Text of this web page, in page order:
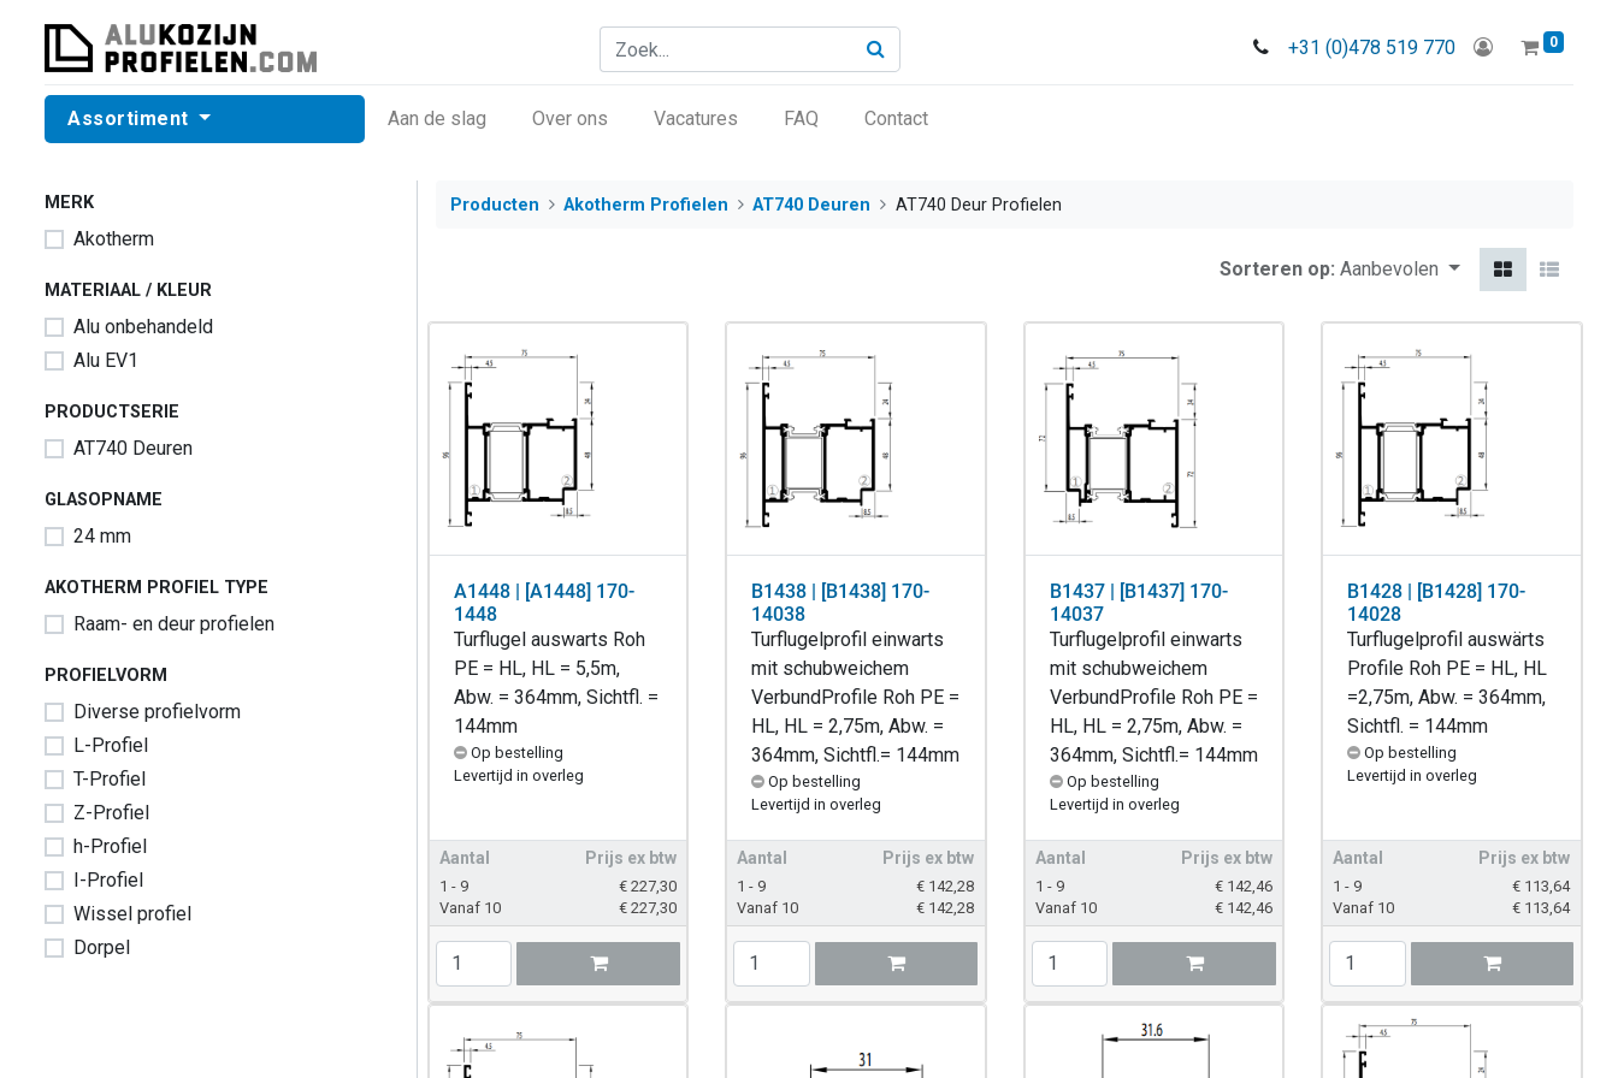
+31 (0)478 519 770 0
Assortiment ​Aan de slag Over ons Vacatures FAQ Contact
MERK
Akotherm
MATERIAAL / KLEUR
Alu onbehandeld
Alu EV1
PRODUCTSERIE
AT740 Deuren
GLASOPNAME
24 mm
AKOTHERM PROFIEL TYPE
Raam- en deur profielen
PROFIELVORM
Diverse profielvorm
L-Profiel
T-Profiel
Z-Profiel
h-Profiel
I-Profiel
Wissel profiel
Dorpel
Producten Akotherm Profielen AT740 Deuren AT740 Deur Profielen
Sorteren op: Aanbevolen
A1448 | [A1448] 170-
1448
Turflugel auswarts Roh
PE = HL, HL = 5,5m,
Abw. = 364mm, Sichtfl. =
144mm
Op bestelling
Levertijd in overleg
Aantal Prijs ex btw
1 - 9 € 227,30
Vanaf 10
€ 227,30
B1438 | [B1438] 170-
14038
Turflugelprofil einwarts
mit schubweichem
VerbundProfile Roh PE =
HL, HL = 2,75m, Abw. =
364mm, Sichtfl.= 144mm
Op bestelling
Levertijd in overleg
Aantal Prijs ex btw
1 - 9 € 142,28
Vanaf 10
€ 142,28
B1437 | [B1437] 170-
14037
Turflugelprofil einwarts
mit schubweichem
VerbundProfile Roh PE =
HL, HL = 2,75m, Abw. =
364mm, Sichtfl.= 144mm
Op bestelling
Levertijd in overleg
Aantal Prijs ex btw
1 - 9 € 142,46
Vanaf 10
€ 142,46
B1428 | [B1428] 170-
14028
Turflugelprofil auswärts
Profile Roh PE = HL, HL
=2,75m, Abw. = 364mm,
Sichtfl. = 144mm
Op bestelling
Levertijd in overleg
Aantal Prijs ex btw
1 - 9 € 113,64
Vanaf 10
€ 113,64